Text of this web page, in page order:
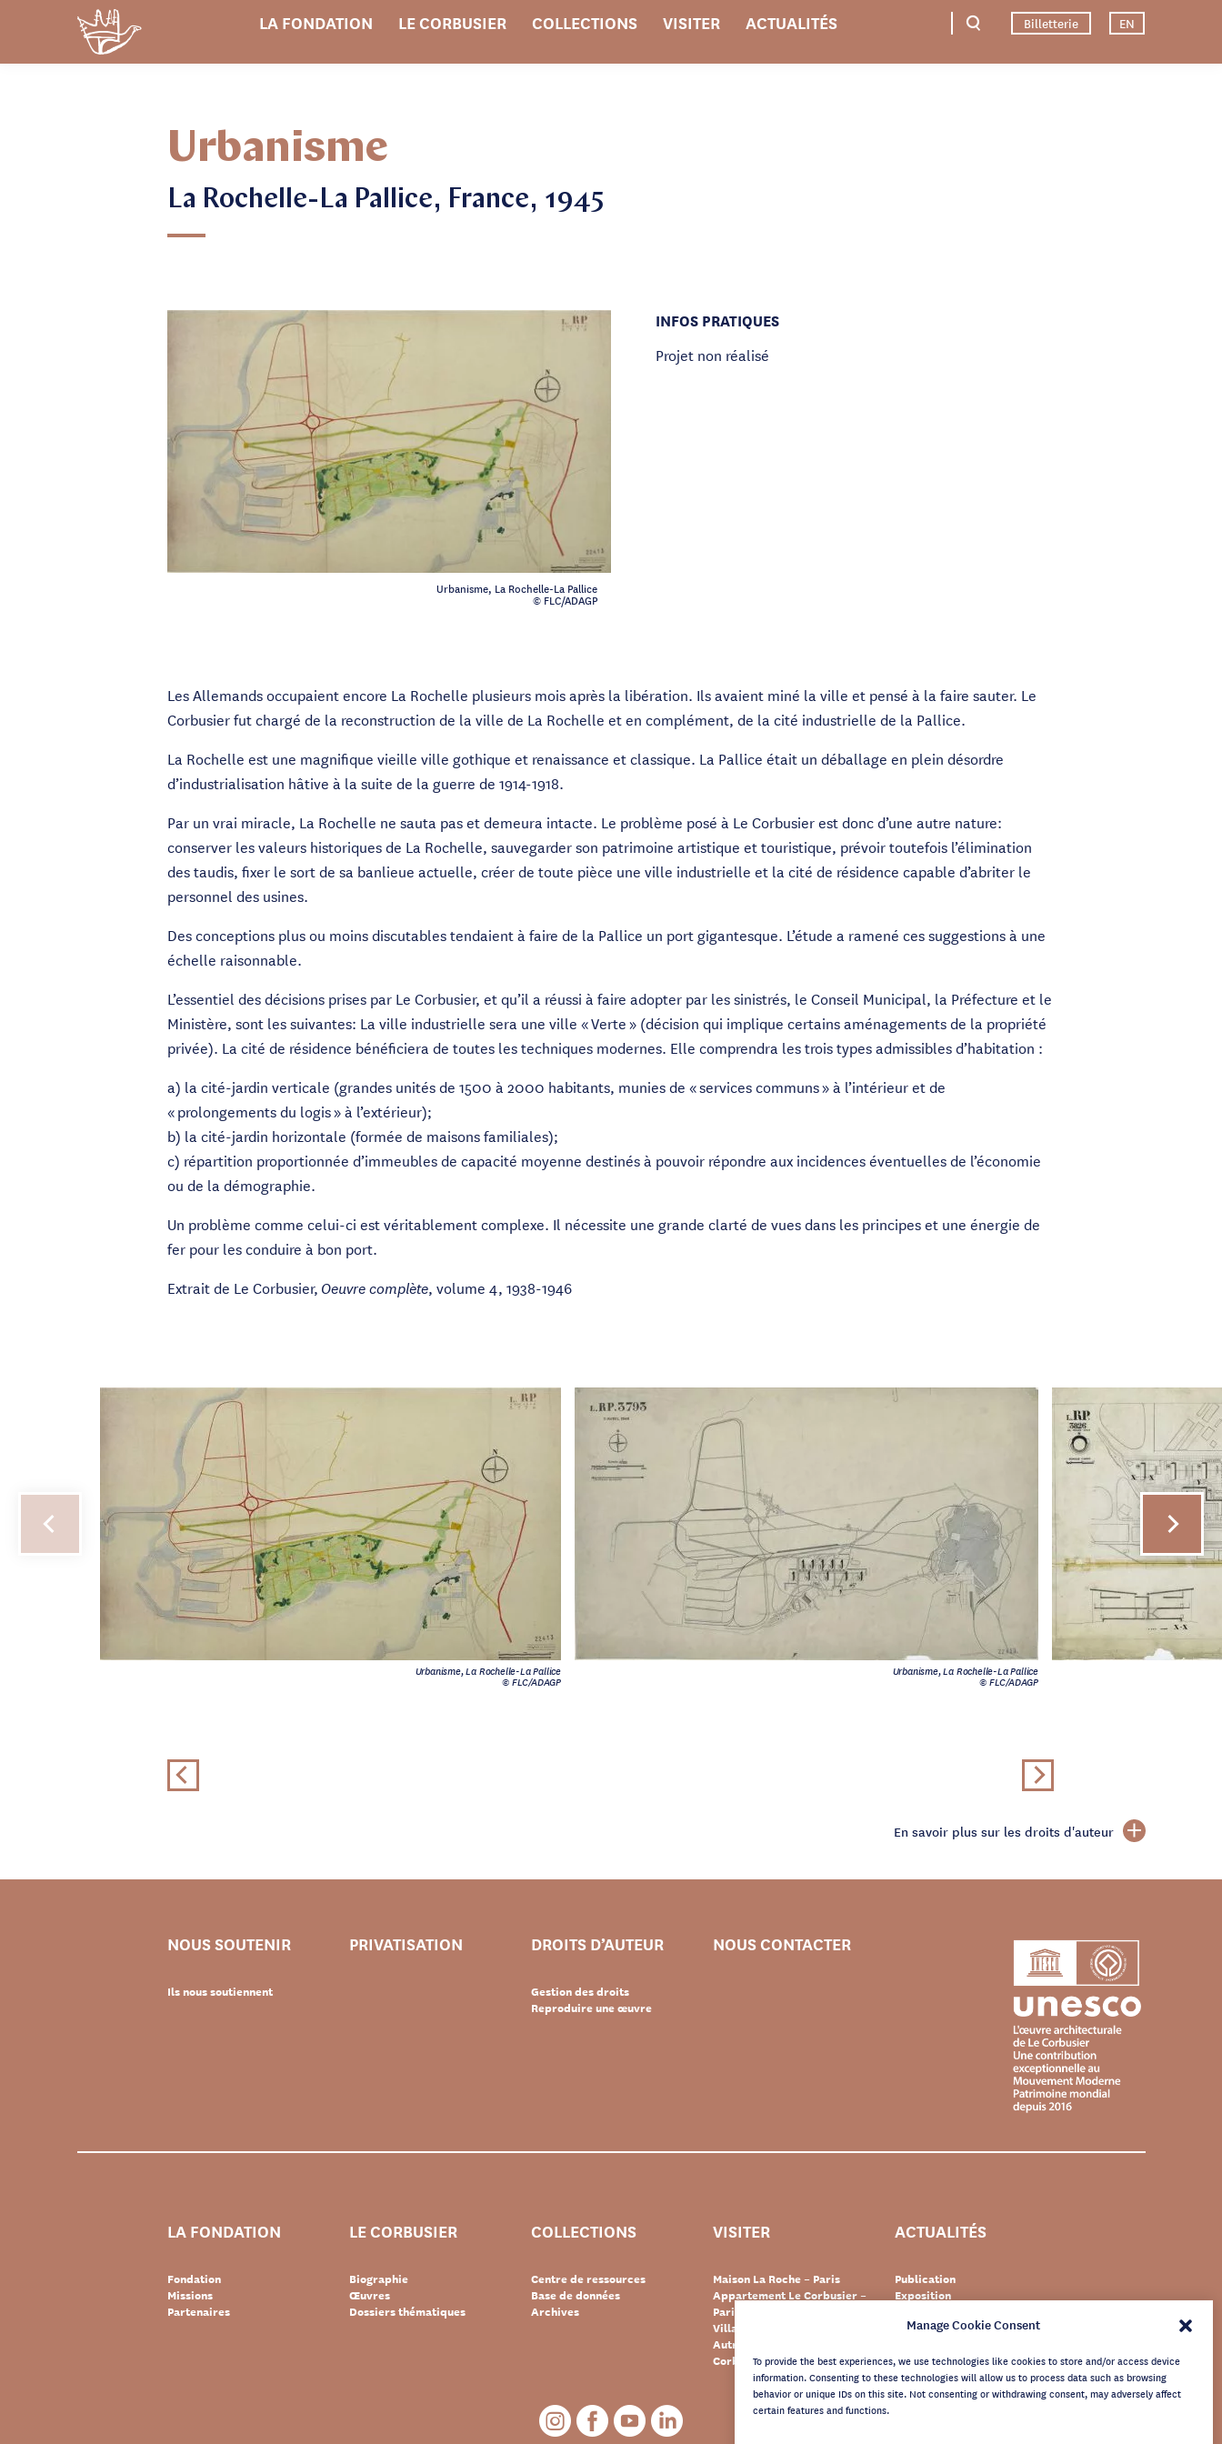
Manage Cookie Consent
To provide the best experiences, we use technologies like cookies to store and/or access device
information. Consenting to these technologies will allow us to process data such as browsing
behavior or unique IDs on this site. Not consenting or withdrawing consent, may adversely affect
certain features and functions.
LA FONDATION LE CORBUSIER COLLECTIONS VISITER ACTUALITÉS Billetterie EN
Urbanisme
La Rochelle-La Pallice, France, 1945
Urbanisme, La Rochelle-La Pallice
© FLC/ADAGP
INFOS PRATIQUES
Projet non réalisé
Les Allemands occupaient encore La Rochelle plusieurs mois après la libération. Ils avaient miné la ville et pensé à la faire sauter. Le
Corbusier fut chargé de la reconstruction de la ville de La Rochelle et en complément, de la cité industrielle de la Pallice.
La Rochelle est une magnifique vieille ville gothique et renaissance et classique. La Pallice était un déballage en plein désordre
d’industrialisation hâtive à la suite de la guerre de 1914-1918.
Par un vrai miracle, La Rochelle ne sauta pas et demeura intacte. Le problème posé à Le Corbusier est donc d’une autre nature:
conserver les valeurs historiques de La Rochelle, sauvegarder son patrimoine artistique et touristique, prévoir toutefois l’élimination
des taudis, fixer le sort de sa banlieue actuelle, créer de toute pièce une ville industrielle et la cité de résidence capable d’abriter le
personnel des usines.
Des conceptions plus ou moins discutables tendaient à faire de la Pallice un port gigantesque. L’étude a ramené ces suggestions à une
échelle raisonnable.
L’essentiel des décisions prises par Le Corbusier, et qu’il a réussi à faire adopter par les sinistrés, le Conseil Municipal, la Préfecture et le
Ministère, sont les suivantes: La ville industrielle sera une ville « Verte » (décision qui implique certains aménagements de la propriété
privée). La cité de résidence bénéficiera de toutes les techniques modernes. Elle comprendra les trois types admissibles d’habitation :
a) la cité-jardin verticale (grandes unités de 1500 à 2000 habitants, munies de « services communs » à l’intérieur et de
« prolongements du logis » à l’extérieur);
b) la cité-jardin horizontale (formée de maisons familiales);
c) répartition proportionnée d’immeubles de capacité moyenne destinés à pouvoir répondre aux incidences éventuelles de l’économie
ou de la démographie.
Un problème comme celui-ci est véritablement complexe. Il nécessite une grande clarté de vues dans les principes et une énergie de
fer pour les conduire à bon port.
Extrait de Le Corbusier, Oeuvre complète, volume 4, 1938-1946
Urbanisme, La Rochelle-La Pallice
© FLC/ADAGP
Urbanisme, La Rochelle-La Pallice
© FLC/ADAGP
En savoir plus sur les droits d'auteur
NOUS SOUTENIR
Ils nous soutiennent
PRIVATISATION DROITS D’AUTEUR
Gestion des droits
Reproduire une œuvre
NOUS CONTACTER
LA FONDATION
Fondation
Missions
Partenaires
LE CORBUSIER
Biographie
Œuvres
Dossiers thématiques
COLLECTIONS
Centre de ressources
Base de données
Archives
VISITER
Maison La Roche – Paris
Appartement Le Corbusier –
Paris
Villa « Le Lac » – Suisse
Autres destinations Le
Corbusier
ACTUALITÉS
Publication
Exposition
Documentaire